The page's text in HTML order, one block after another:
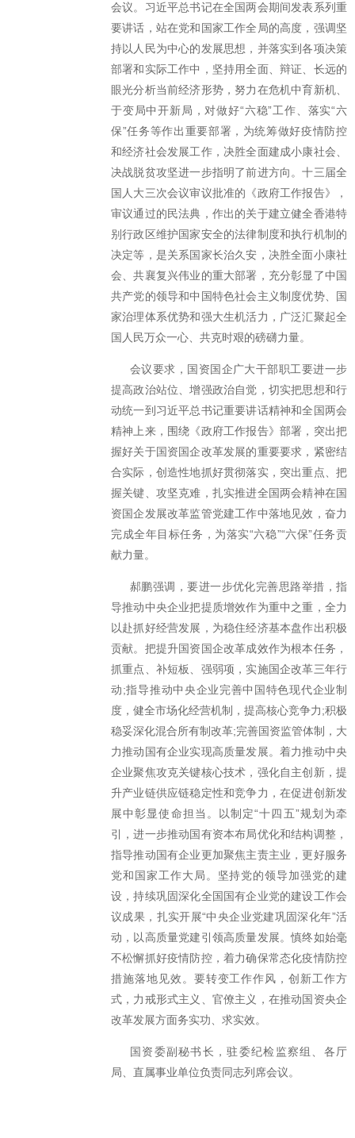
会议。习近平总书记在全国两会期间发表系列重
要讲话，站在党和国家工作全局的高度，强调坚
持以人民为中心的发展思想，并落实到各项决策
部署和实际工作中，坚持用全面、辩证、长远的
眼光分析当前经济形势，努力在危机中育新机、
于变局中开新局，对做好“六稳”工作、落实“六
保”任务等作出重要部署，为统筹做好疫情防控
和经济社会发展工作，决胜全面建成小康社会、
决战脱贫攻坚进一步指明了前进方向。十三届全
国人大三次会议审议批准的《政府工作报告》，
审议通过的民法典，作出的关于建立健全香港特
别行政区维护国家安全的法律制度和执行机制的
决定等，是关系国家长治久安，决胜全面小康社
会、共襄复兴伟业的重大部署，充分彰显了中国
共产党的领导和中国特色社会主义制度优势、国
家治理体系优势和强大生机活力，广泛汇聚起全
国人民万众一心、共克时艰的磅礴力量。
会议要求，国资国企广大干部职工要进一步
提高政治站位、增强政治自觉，切实把思想和行
动统一到习近平总书记重要讲话精神和全国两会
精神上来，围绕《政府工作报告》部署，突出把
握好关于国资国企改革发展的重要要求，紧密结
合实际，创造性地抓好贯彻落实，突出重点、把
握关键、攻坚克难，扎实推进全国两会精神在国
资国企发展改革监管党建工作中落地见效，奋力
完成全年目标任务，为落实“六稳”“六保”任务贡
献力量。
郝鹏强调，要进一步优化完善思路举措，指
导推动中央企业把提质增效作为重中之重，全力
以赴抓好经营发展，为稳住经济基本盘作出积极
贡献。把提升国资国企改革成效作为根本任务，
抓重点、补短板、强弱项，实施国企改革三年行
动;指导推动中央企业完善中国特色现代企业制
度，健全市场化经营机制，提高核心竞争力;积极
稳妥深化混合所有制改革;完善国资监管体制，大
力推动国有企业实现高质量发展。着力推动中央
企业聚焦攻克关键核心技术，强化自主创新，提
升产业链供应链稳定性和竞争力，在促进创新发
展中彰显使命担当。以制定“十四五”规划为牵
引，进一步推动国有资本布局优化和结构调整，
指导推动国有企业更加聚焦主责主业，更好服务
党和国家工作大局。坚持党的领导加强党的建
设，持续巩固深化全国国有企业党的建设工作会
议成果，扎实开展“中央企业党建巩固深化年”活
动，以高质量党建引领高质量发展。慎终如始毫
不松懈抓好疫情防控，着力确保常态化疫情防控
措施落地见效。要转变工作作风，创新工作方
式，力戒形式主义、官僚主义，在推动国资央企
改革发展方面务实功、求实效。
国资委副秘书长，驻委纪检监察组、各厅
局、直属事业单位负责同志列席会议。